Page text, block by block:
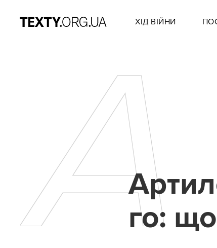
ХІД ВІЙНИ
А
го: